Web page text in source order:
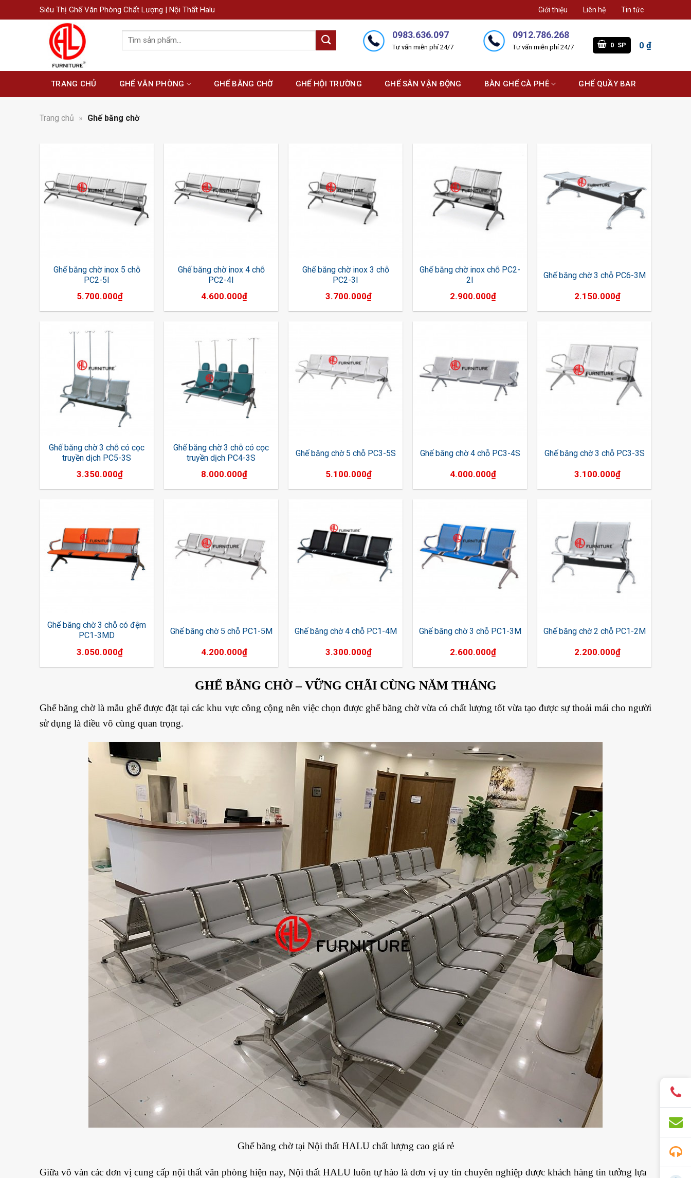
Siêu Thị Ghế Văn Phòng Chất Lượng | Nội Thất Halu Giới thiệu Liên hệ Tin tức
Tìm
kiếm:
0983.636.097
Tư vấn miễn phí 24/7
0912.786.268
Tư vấn miễn phí 24/7 0 SP 0 ₫
TRANG CHỦ GHẾ VĂN PHÒNG GHẾ BĂNG CHỜ GHẾ HỘI TRƯỜNG GHẾ SÂN VẬN ĐỘNG BÀN GHẾ CÀ PHÊ GHẾ QUẦY BAR
Trang chủ » Ghế băng chờ
Ghế băng chờ inox 5 chỗ
PC2-5I
5.700.000₫
Ghế băng chờ inox 4 chỗ
PC2-4I
4.600.000₫
Ghế băng chờ inox 3 chỗ
PC2-3I
3.700.000₫
Ghế băng chờ inox chỗ PC2-
2I
2.900.000₫
Ghế băng chờ 3 chỗ PC6-3M
2.150.000₫
Ghế băng chờ 3 chỗ có cọc
truyền dịch PC5-3S
3.350.000₫
Ghế băng chờ 3 chỗ có cọc
truyền dịch PC4-3S
8.000.000₫
Ghế băng chờ 5 chỗ PC3-5S
5.100.000₫
Ghế băng chờ 4 chỗ PC3-4S
4.000.000₫
Ghế băng chờ 3 chỗ PC3-3S
3.100.000₫
Ghế băng chờ 3 chỗ có đệm
PC1-3MD
3.050.000₫
Ghế băng chờ 5 chỗ PC1-5M
4.200.000₫
Ghế băng chờ 4 chỗ PC1-4M
3.300.000₫
Ghế băng chờ 3 chỗ PC1-3M
2.600.000₫
Ghế băng chờ 2 chỗ PC1-2M
2.200.000₫
GHẾ BĂNG CHỜ – VỮNG CHÃI CÙNG NĂM THÁNG
Ghế băng chờ là mẫu ghế được đặt tại các khu vực công cộng nên việc chọn được ghế băng chờ vừa có chất lượng tốt vừa tạo được sự thoải mái cho người
sử dụng là điều vô cùng quan trọng.
Ghế băng chờ tại Nội thất HALU chất lượng cao giá rẻ
Giữa vô vàn các đơn vị cung cấp nội thất văn phòng hiện nay, Nội thất HALU luôn tự hào là đơn vị uy tín chuyên nghiệp được khách hàng tin tưởng lựa